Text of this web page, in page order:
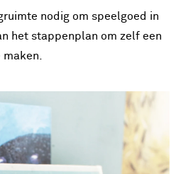
nodig om speelgoed in
het stappenplan om zelf een